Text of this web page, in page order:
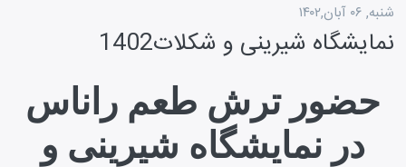
شنبه, ۰۶ آبان,۱۴۰۲
نمایشگاه شیرینی و شکلات1402
حضور ترش طعم راناس
در نمایشگاه شیرینی و